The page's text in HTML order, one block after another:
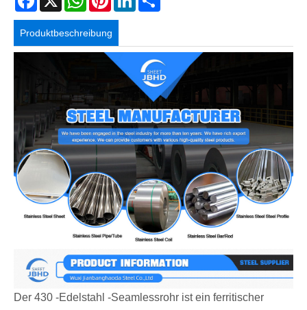
Produktbeschreibung
Der 430 -Edelstahl -Seamlessrohr ist ein ferritischer